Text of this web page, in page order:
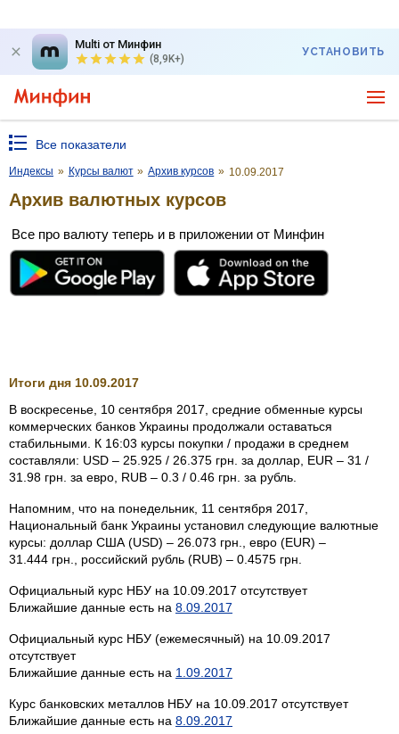
Multi от Минфин
(8,9K+)
УСТАНОВИТЬ
Все показатели
Индексы » Курсы валют » Архив курсов » 10.09.2017
Архив валютных курсов
Все про валюту теперь и в приложении от Минфин
Итоги дня 10.09.2017
В воскресенье, 10 сентября 2017, средние обменные курсы
коммерческих банков Украины продолжали оставаться
стабильными. К 16:03 курсы покупки / продажи в среднем
составляли: USD – 25.925 / 26.375 грн. за доллар, EUR – 31 /
31.98 грн. за евро, RUB – 0.3 / 0.46 грн. за рубль.
Напомним, что на понедельник, 11 сентября 2017,
Национальный банк Украины установил следующие валютные
курсы: доллар США (USD) – 26.073 грн., евро (EUR) –
31.444 грн., российский рубль (RUB) – 0.4575 грн.
Официальный курс НБУ на 10.09.2017 отсутствует
Ближайшие данные есть на 8.09.2017
Официальный курс НБУ (ежемесячный) на 10.09.2017
отсутствует
Ближайшие данные есть на 1.09.2017
Курс банковских металлов НБУ на 10.09.2017 отсутствует
Ближайшие данные есть на 8.09.2017